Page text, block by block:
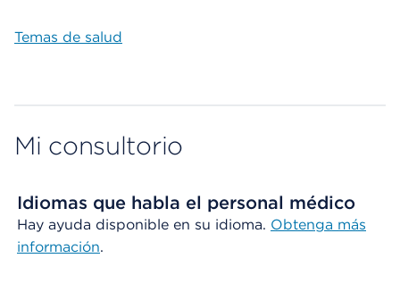
Temas de salud
Mi consultorio
Idiomas que habla el personal médico
Hay ayuda disponible en su idioma. Obtenga más
información.